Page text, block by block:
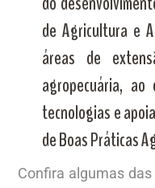
de Agricultura e
áreas de
agropecuária,
tecnologias e
de Boas Práticas
Confira algumas